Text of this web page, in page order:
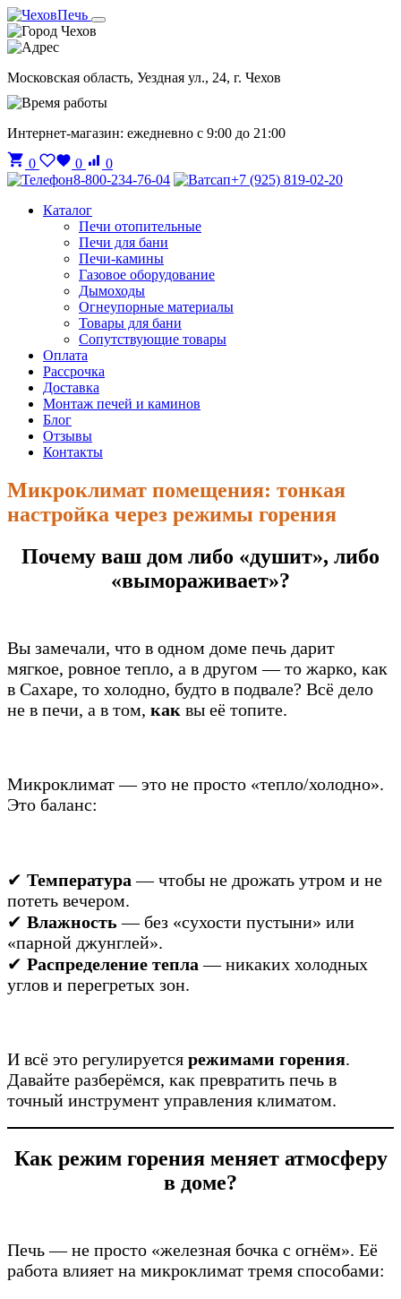
Чехов
Московская область, Уездная ул., 24, г. Чехов
Интернет-магазин: ежедневно с 9:00 до 21:00
0
0
0
8-800-234-76-04
+7 (925) 819-02-20
Каталог
Печи отопительные
Печи для бани
Печи-камины
Газовое оборудование
Дымоходы
Огнеупорные материалы
Товары для бани
Сопутствующие товары
Оплата
Рассрочка
Доставка
Монтаж печей и каминов
Блог
Отзывы
Контакты
Микроклимат помещения: тонкая
настройка через режимы горения
Почему ваш дом либо «душит», либо
«вымораживает»?
Вы замечали, что в одном доме печь дарит
мягкое, ровное тепло, а в другом — то жарко, как
в Сахаре, то холодно, будто в подвале? Всё дело
не в печи, а в том, как вы её топите.
Микроклимат — это не просто «тепло/холодно».
Это баланс:
✔ Температура — чтобы не дрожать утром и не
потеть вечером.
✔ Влажность — без «сухости пустыни» или
«парной джунглей».
✔ Распределение тепла — никаких холодных
углов и перегретых зон.
И всё это регулируется режимами горения.
Давайте разберёмся, как превратить печь в
точный инструмент управления климатом.
Как режим горения меняет атмосферу
в доме?
Печь — не просто «железная бочка с огнём». Её
работа влияет на микроклимат тремя способами: